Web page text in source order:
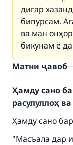
дигар
бипурсам.
ва ман
бикунам ё
Матни ҷавоб
Ҳамду сано
расулуллоҳ
Ҳамду сано
"Масъала дар